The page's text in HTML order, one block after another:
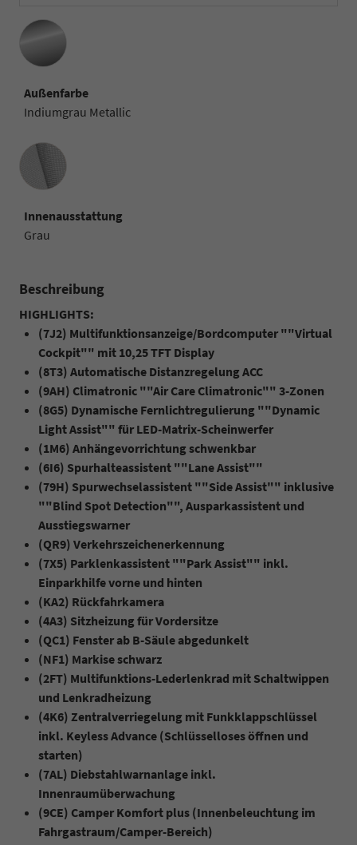
Außenfarbe
Indiumgrau Metallic
Innenausstattung
Innenausstattung
Grau
Beschreibung
HIGHLIGHTS:
(7J2) Multifunktionsanzeige/Bordcomputer ""Virtual
Cockpit"" mit 10,25 TFT Display
(8T3) Automatische Distanzregelung ACC
(9AH) Climatronic ""Air Care Climatronic"" 3-Zonen
(8G5) Dynamische Fernlichtregulierung ""Dynamic
Light Assist"" für LED-Matrix-Scheinwerfer
(1M6) Anhängevorrichtung schwenkbar
(6I6) Spurhalteassistent ""Lane Assist""
(79H) Spurwechselassistent ""Side Assist"" inklusive
""Blind Spot Detection"", Ausparkassistent und
Ausstiegswarner
(QR9) Verkehrszeichenerkennung
(7X5) Parklenkassistent ""Park Assist"" inkl.
Einparkhilfe vorne und hinten
(KA2) Rückfahrkamera
(4A3) Sitzheizung für Vordersitze
(QC1) Fenster ab B-Säule abgedunkelt
(NF1) Markise schwarz
(2FT) Multifunktions-Lederlenkrad mit Schaltwippen
und Lenkradheizung
(4K6) Zentralverriegelung mit Funkklappschlüssel
inkl. Keyless Advance (Schlüsselloses öffnen und
starten)
(7AL) Diebstahlwarnanlage inkl.
Innenraumüberwachung
(9CE) Camper Komfort plus (Innenbeleuchtung im
Fahrgastraum/Camper-Bereich)